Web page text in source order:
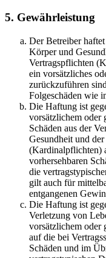
5. Gewährleistung
Der Betreiber
Körper und
Vertragspflichten
ein vorsätzliches
zurückzuführen
Folgeschäden wie
Die Haftung ist
vorsätzlichem oder
Schäden aus der
Gesundheit und
(Kardinalpflichten)
vorhersehbaren
die
gilt auch für
entgangenen
Die Haftung ist
Verletzung von
vorsätzlichem oder
auf die bei
Schäden und im